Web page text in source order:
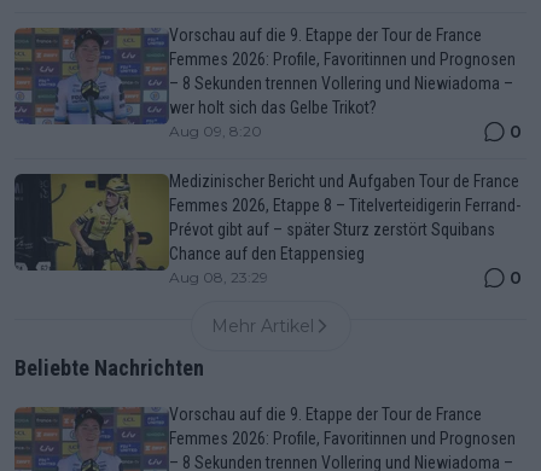
Vorschau auf die 9. Etappe der Tour de France
Femmes 2026: Profile, Favoritinnen und Prognosen
– 8 Sekunden trennen Vollering und Niewiadoma –
wer holt sich das Gelbe Trikot?
Aug 09, 8:20 0
Medizinischer Bericht und Aufgaben Tour de France
Femmes 2026, Etappe 8 – Titelverteidigerin Ferrand-
Prévot gibt auf – später Sturz zerstört Squibans
Chance auf den Etappensieg
Aug 08, 23:29 0
Mehr Artikel
Beliebte Nachrichten
Vorschau auf die 9. Etappe der Tour de France
Femmes 2026: Profile, Favoritinnen und Prognosen
– 8 Sekunden trennen Vollering und Niewiadoma –